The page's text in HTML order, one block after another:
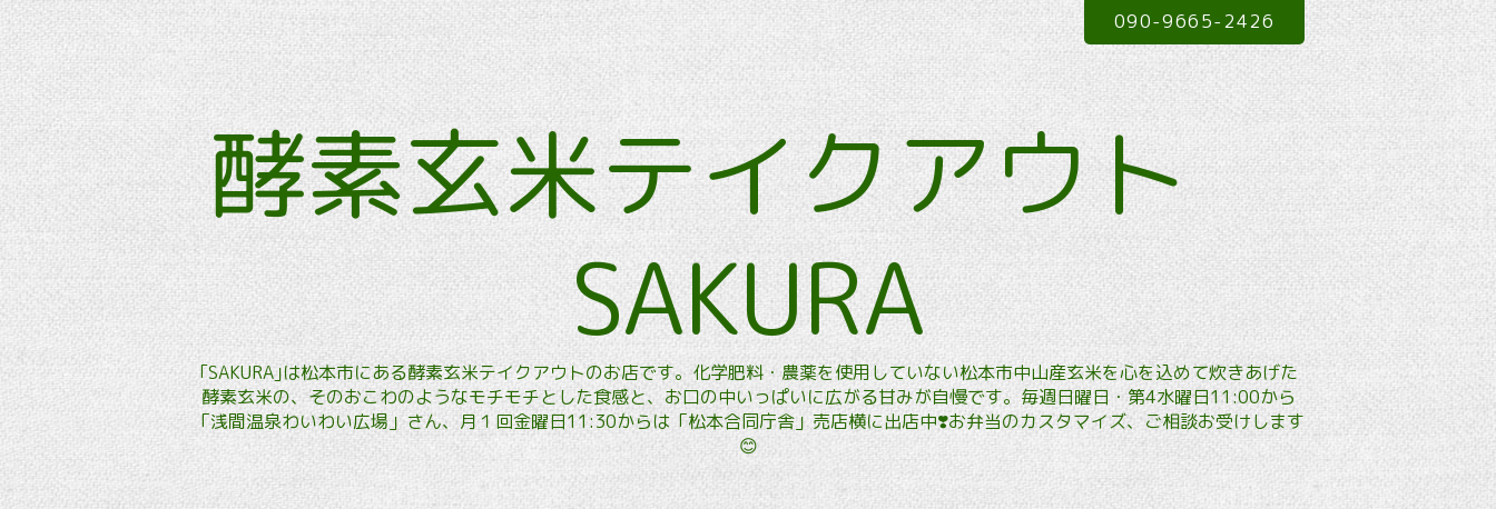
酵素玄米テイクアウト
SAKURA
｢SAKURA｣は松本市にある酵素玄米テイクアウトのお店です。化学肥料・農薬を使用していない松本市中山産玄米を心を込めて炊きあげた
酵素玄米の、そのおこわのようなモチモチとした食感と、お口の中いっぱいに広がる甘みが自慢です。毎週日曜日・第4水曜日11:00から
「浅間温泉わいわい広場」さん、月１回金曜日11:30からは「松本合同庁舎」売店横に出店中❣️お弁当のカスタマイズ、ご相談お受けします
😊
090-9665-2426